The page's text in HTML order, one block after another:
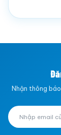
Nhận thông